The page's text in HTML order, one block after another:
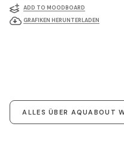
ADD TO MOODBOARD
GRAFIKEN HERUNTERLADEN
ALLES ÜBER AQUABOUT